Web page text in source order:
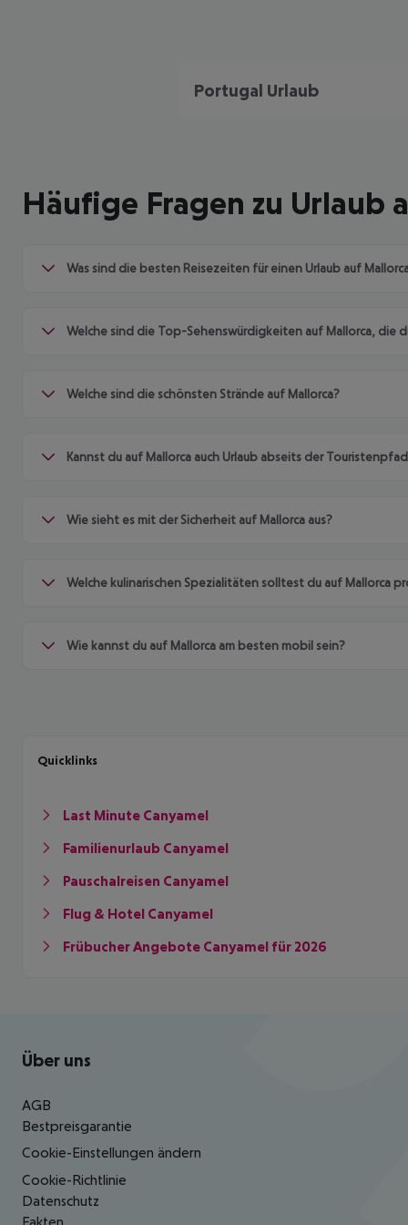
Portugal Urlaub
Häufige Fragen zu Urlaub
Was sind die besten Reisezeiten für einen Urlaub auf
Welche sind die Top-Sehenswürdigkeiten auf Mallorca, die
Welche sind die schönsten Strände auf Mallorca?
Kannst du auf Mallorca auch Urlaub abseits der
Wie sieht es mit der Sicherheit auf Mallorca aus?
Welche kulinarischen Spezialitäten solltest du auf Mallorca
Wie kannst du auf Mallorca am besten mobil sein?
Quicklinks
Last Minute Canyamel
Familienurlaub Canyamel
Pauschalreisen Canyamel
Flug & Hotel Canyamel
Frübucher Angebote Canyamel für 2026
Footer navigation
Über uns
AGB
Bestpreisgarantie
Cookie-Einstellungen ändern
Cookie-Richtlinie
Datenschutz
Fakten